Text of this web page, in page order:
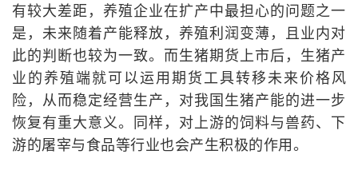
有较大差距，养殖企业在扩产中最担心的问题之一
是，未来随着产能释放，养殖利润变薄，且业内对
此的判断也较为一致。而生猪期货上市后，生猪产
业的养殖端就可以运用期货工具转移未来价格风
险，从而稳定经营生产，对我国生猪产能的进一步
恢复有重大意义。同样，对上游的饲料与兽药、下
游的屠宰与食品等行业也会产生积极的作用。